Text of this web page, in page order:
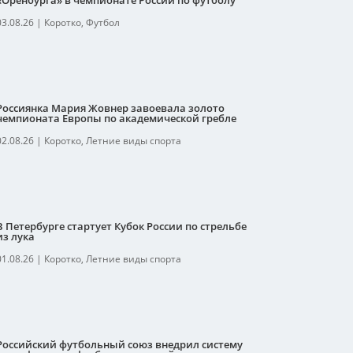
| Коротко, Футбол
Мария Жовнер завоевала золото
Европы по академической гребле
| Коротко, Летние виды спорта
Петербурге стартует Кубок России по стрельбе
лука
| Коротко, Летние виды спорта
футбольный союз внедрил систему